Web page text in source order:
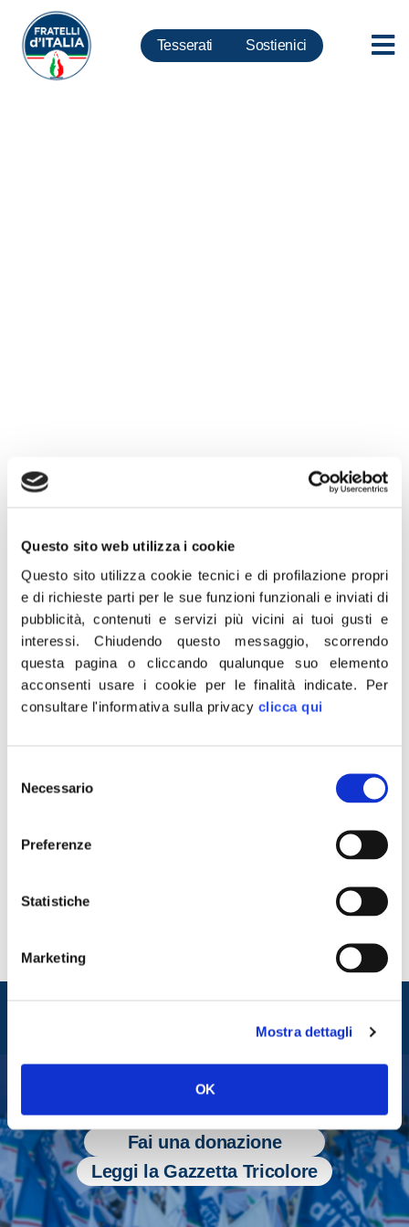
Questo sito web utilizza i cookie
Questo sito utilizza cookie tecnici e di profilazione propri
e di richieste parti per le sue funzioni funzionali e inviati di
pubblicità, contenuti e servizi più vicini ai tuoi gusti e
interessi.Chiudendo questo messaggio, scorrendo
questa pagina o cliccando qualunque suo elemento
acconsenti usare i cookie per le finalità indicate. Per
consultare l'informativa sulla privacy clicca qui
delNecessario
Preferenze
Statistiche
Marketing
Mostra dettagli
OK
Tesserati Sostienici
“Nonostante tre ore di lavoro nella
Commissione Bilancio, ancora non si vede
l’ombra del Ministro dell’Economia e delle
Finanze, come invece previsto dall’articolo
120 comma 8 del regolamento.
Evidentemente il ministro Franco non vuol
pagare dazio. In questo modo però la
Lo dichiara Marco Silvestroni, deputato di Fratelli d’Italia.
CONDIVIDI
Fratelli d'Italia
Tesserati
Fai una donazione
Leggi la Gazzetta Tricolore